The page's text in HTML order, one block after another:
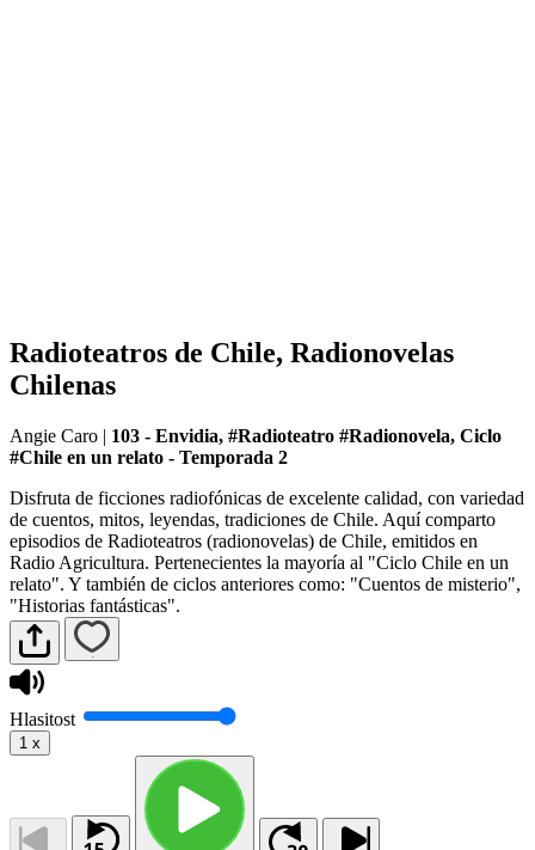
Radioteatros de Chile, Radionovelas
Chilenas
Angie Caro | 103 - Envidia, #Radioteatro #Radionovela, Ciclo
#Chile en un relato - Temporada 2
Disfruta de ficciones radiofónicas de excelente calidad, con variedad
de cuentos, mitos, leyendas, tradiciones de Chile. Aquí comparto
episodios de Radioteatros (radionovelas) de Chile, emitidos en
Radio Agricultura. Pertenecientes la mayoría al "Ciclo Chile en un
relato". Y también de ciclos anteriores como: "Cuentos de misterio",
"Historias fantásticas".
Hlasitost
1 x